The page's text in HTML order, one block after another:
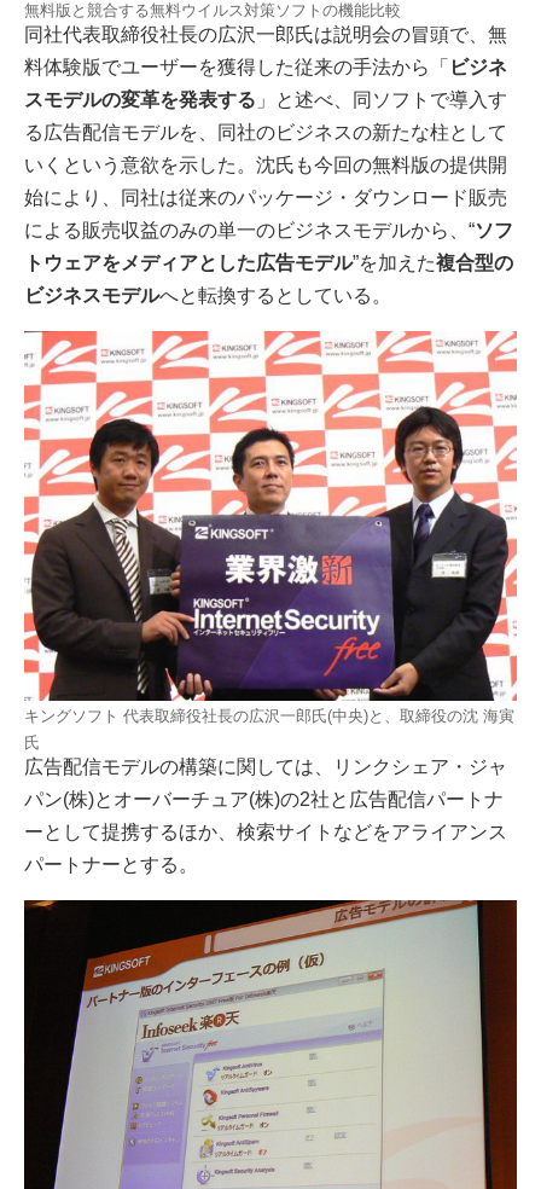
無料版と競合する無料ウイルス対策ソフトの機能比較
同社代表取締役社長の広沢一郎氏は説明会の冒頭で、無
料体験版でユーザーを獲得した従来の手法から「 ビジネ
スモデルの変革を発表する 」と述べ、同ソフトで導入す
る広告配信モデルを、同社のビジネスの新たな柱として
いくという意欲を示した。沈氏も今回の無料版の提供開
始により、同社は従来のパッケージ・ダウンロード販売
による販売収益のみの単一のビジネスモデルから、“ソフ
トウェアをメディアとした広告モデル”を加えた複合型の
ビジネスモデルへと転換するとしている。
キングソフト 代表取締役社長の広沢一郎氏(中央)と、取締役の沈 海寅
氏
広告配信モデルの構築に関しては、リンクシェア・ジャ
パン(株)とオーバーチュア(株)の2社と広告配信パートナ
ーとして提携するほか、検索サイトなどをアライアンス
パートナーとする。